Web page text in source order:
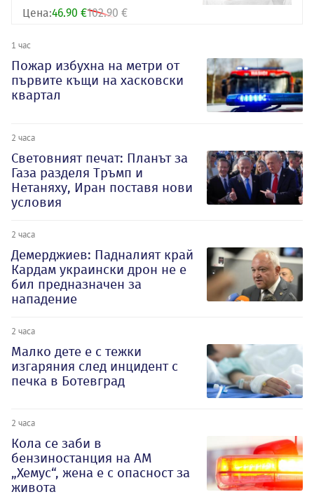
Цена:46.90 €102.90 €
1 час
Пожар избухна на метри от
първите къщи на хасковски
квартал
2 часа
Световният печат: Планът за
Газа разделя Тръмп и
Нетаняху, Иран поставя нови
условия
2 часа
Демерджиев: Падналият край
Кардам украински дрон не е
бил предназначен за
нападение
2 часа
Малко дете е с тежки
изгаряния след инцидент с
печка в Ботевград
2 часа
Кола се заби в
бензиностанция на АМ
„Хемус“, жена е с опасност за
живота